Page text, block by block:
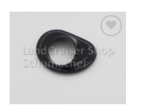
Zum
Merkzettel
hinzufügen